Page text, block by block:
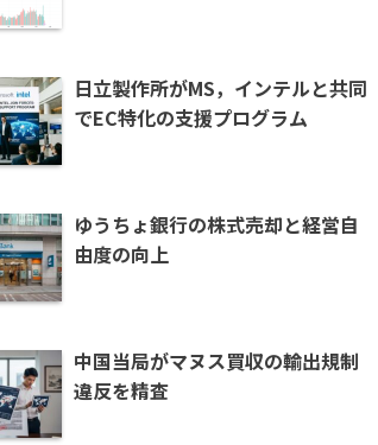
日立製作所がMS，インテルと共同
でEC特化の支援プログラム
ゆうちょ銀行の株式売却と経営自
由度の向上
中国当局がマヌス買収の輸出規制
違反を精査